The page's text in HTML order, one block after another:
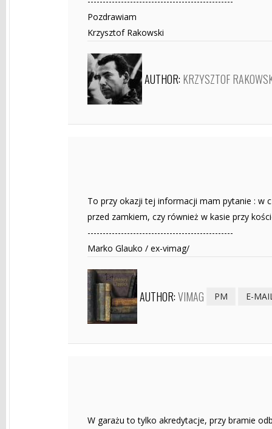
Pozdrawiam
Krzysztof Rakowski
AUTHOR: KRZYSZTOF
To przy okazji tej informacji mam pytanie : w
przed zamkiem, czy również w kasie przy
------------------------------------------------
Marko Glauko / ex-vimag/
AUTHOR:VIMAG PM E-
W garażu to tylko akredytacje, przy bramie